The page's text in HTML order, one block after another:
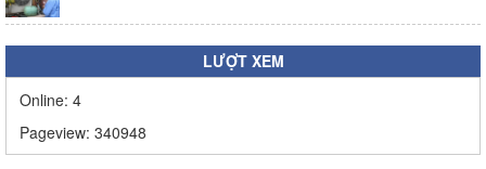
LƯỢT XEM
Online: 4
Pageview: 340948